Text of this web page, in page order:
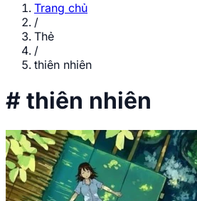
Trang chủ
/
Thẻ
/
thiên nhiên
# thiên nhiên